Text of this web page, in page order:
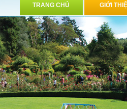
TRANG CHỦ GIỚI